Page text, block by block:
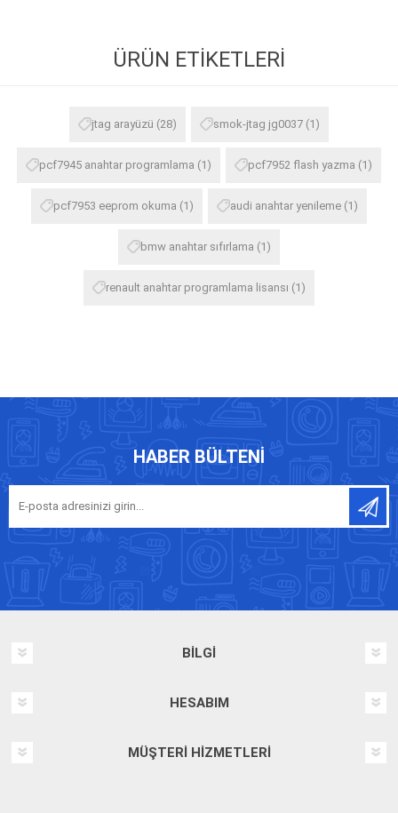
ÜRÜN ETIKETLERI
jtag arayüzü (28) smok-jtag jg0037 (1)
pcf7945 anahtar programlama (1) pcf7952 flash yazma (1)
pcf7953 eeprom okuma (1) audi anahtar yenileme (1)
bmw anahtar sıfırlama (1)
renault anahtar programlama lisansı (1)
HABER BÜLTENI
BILGI
HESABIM
MÜŞTERI HIZMETLERI